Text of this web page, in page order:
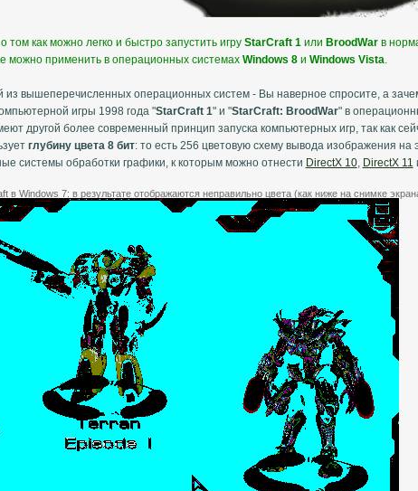
как можно легко и быстро запустить игру StarCraft 1или BroodWarв
можно применить в операционных системах Windows 8и Windows Vista.
вышеперечисленных операционных систем - Вы наверное спросите, а
игры 1998 года "StarCraft 1" и "StarCraft: BroodWar" в
другой более современный принцип запуска компьютерных игр, так как
глубину цвета 8 бит: то есть 256 цветовую схему вывода изображения
системы обработки графики, к которым можно отнести DirectX 10, DirectX 11
в Windows 7: в результате отображаются неправильно цвета (как ниже на снимке